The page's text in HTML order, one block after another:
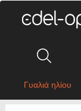
Γυαλιά ηλίου